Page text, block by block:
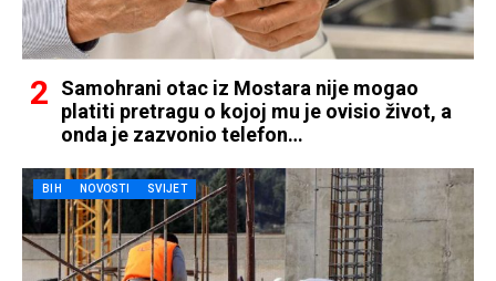
Samohrani otac iz Mostara nije mogao
platiti pretragu o kojoj mu je ovisio život, a
onda je zazvonio telefon…
BIH NOVOSTI SVIJET